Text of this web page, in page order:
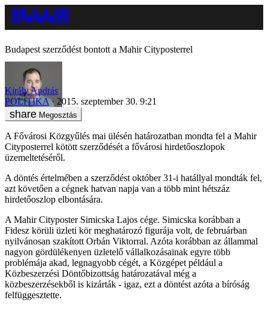
Budapest szerződést bontott a Mahir Cityposterrel
Király András
POLITIKA
2015. szeptember 30. 9:21
Megosztás
A Fővárosi Közgyűlés mai ülésén határozatban mondta fel a Mahir
Cityposterrel kötött szerződését a fővárosi hirdetőoszlopok
üzemeltetéséről.
A döntés értelmében a szerződést október 31-i hatállyal mondták fel,
azt követően a cégnek hatvan napja van a több mint hétszáz
hirdetőoszlop elbontására.
A Mahir Cityposter Simicska Lajos cége. Simicska korábban a
Fidesz körüli üzleti kör meghatározó figurája volt, de februárban
nyilvánosan szakított Orbán Viktorral. Azóta korábban az állammal
nagyon gördülékenyen üzletelő vállalkozásainak egyre több
problémája akad, legnagyobb cégét, a Közgépet például a
Közbeszerzési Döntőbizottság határozatával még a
közbeszerzésekből is kizárták - igaz, ezt a döntést azóta a bíróság
felfüggesztette.